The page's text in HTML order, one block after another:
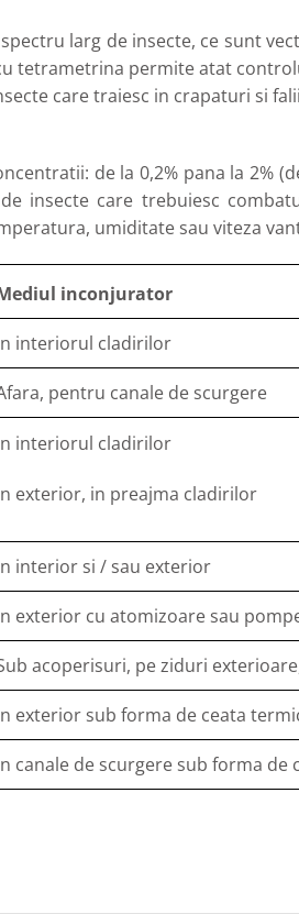
larg de insecte, ce sunt
tetrametrina permite atat
care traiesc in crapaturi si
de la 0,2% pana la 2%
insecte care trebuiesc
umiditate sau viteza
inconjurator
interiorul cladirilor
pentru canale de scurgere
interiorul cladirilor
exterior, in preajma cladirilor
interior si / sau exterior
exterior cu atomizoare sau
acoperisuri, pe ziduri
exterior sub forma de ceata
canale de scurgere sub forma de